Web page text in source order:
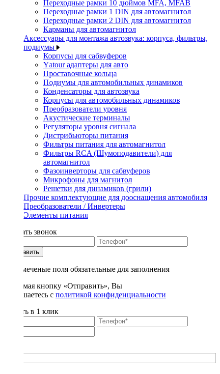
Переходные рамки 10 дюймов MFA, MFAB
Переходные рамки 1 DIN для автомагнитол
Переходные рамки 2 DIN для автомагнитол
Карманы для автомагнитол
Аксессуары для монтажа автозвука: корпуса, фильтры,
подиумы
Корпусы для сабвуферов
Yаtour адаптеры для авто
Проставочные кольца
Подиумы для автомобильных динамиков
Конденсаторы для автозвука
Корпусы для автомобильных динамиков
Преобразователи уровня
Акустические терминалы
Регуляторы уровня сигнала
Дистрибьюторы питания
Фильтры питания для автомагнитол
Фильтры RCA (Шумоподавители) для
автомагнитол
Фазоинверторы для сабвуферов
Микрофоны для магнитол
Решетки для динамиков (грили)
Прочие комплектующие для дооснащения автомобиля
Преобразователи / Инвертеры
Элементы питания
Заказать звонок
Отправить
* - отмеченые поля обязательные для заполнения
Нажимая кнопку «Отправить», Вы
соглашаетесь с политикой конфиденциальности
Купить в 1 клик